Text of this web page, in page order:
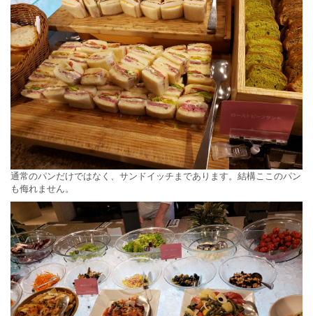
通常のパンだけではなく、サンドイッチまであります。結構ここのパン
も侮れません。